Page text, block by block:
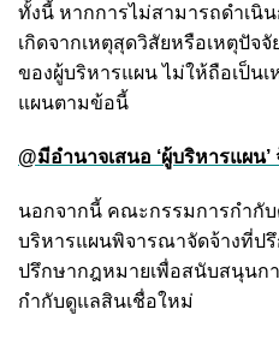
ทั้งนี้ หากการไม่สามารถดำเนิ
เกิดจากเหตุสุดวิสัยหรือเหตุปัจ
ของผู้บริหารแผน ไม่ให้ถือเป็น
แผนตามข้อนี้
@มีอำนาจเสนอ ‘ผู้บริหารแผน
นอกจากนี้ คณะกรรมการกำกั
บริหารแผนพิจารณาจัดจ้างที่ป
ปรึกษากฎหมายเพื่อสนับสนุนก
กำกับดูแลสินเชื่อใหม่